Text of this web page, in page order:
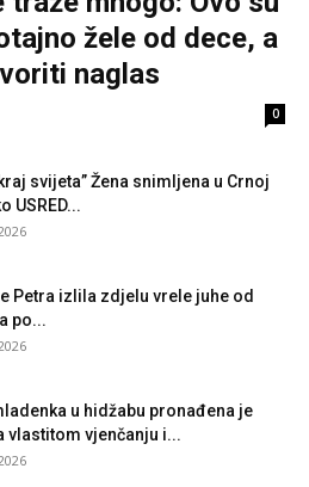
žele od dece, a
naglas
0
svijeta” Žena snimljena u Crnoj
USRED...
Petra izlila zdjelu vrele juhe od
po...
u hidžabu pronađena je
vlastitom vjenčanju i...